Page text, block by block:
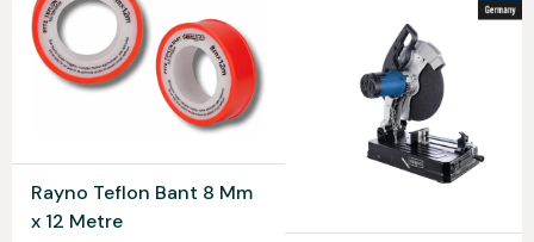
Rayno Teflon Bant 8 Mm
x 12 Metre